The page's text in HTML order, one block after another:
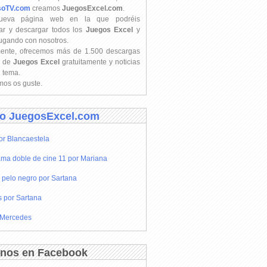
creamos JuegosExcel.com
página web en la que podréis
y descargar todos los Juegos Excel y
con nosotros.
ofrecemos más de 1.500 descargas
de Juegos Excel gratuitamente y noticias
os guste.
JuegosExcel.com
Blancaestela
doble de cine 11 por Mariana
pelo negro por Sartana
por Sartana
en Facebook